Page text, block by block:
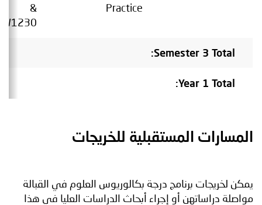
Practice
&
Semester 3 Total:
Year 1 Total:
المسارات المستقبلية للخريجات
يمكن لخريجات برنامج درجة بكالوريوس العلوم في القبالة
مواصلة دراساتهن أو إجراء أبحاث الدراسات العليا في هذا